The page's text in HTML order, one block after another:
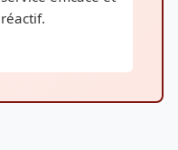
réactif.